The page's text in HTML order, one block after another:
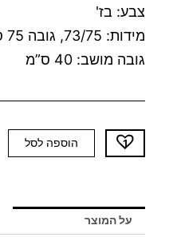
צבע: בז'
מידות: 73/75, גובה 75 ס”מ
גובה מושב: 40 ס”מ
כמות
של
בוקלה
MONACO
הוספה לסל
על המוצר